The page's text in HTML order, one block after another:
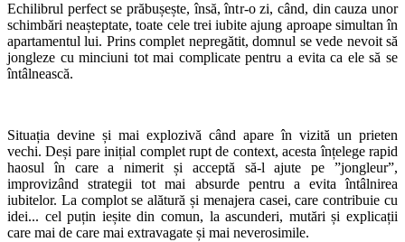
Echilibrul perfect se prăbușește, însă, într-o zi, când, din cauza unor
schimbări neașteptate, toate cele trei iubite ajung aproape simultan în
apartamentul lui. Prins complet nepregătit, domnul se vede nevoit să
jongleze cu minciuni tot mai complicate pentru a evita ca ele să se
întâlnească.
Situația devine și mai explozivă când apare în vizită un prieten
vechi. Deși pare inițial complet rupt de context, acesta înțelege rapid
haosul în care a nimerit și acceptă să-l ajute pe ”jongleur”,
improvizând strategii tot mai absurde pentru a evita întâlnirea
iubitelor. La complot se alătură și menajera casei, care contribuie cu
idei... cel puțin ieșite din comun, la ascunderi, mutări și explicații
care mai de care mai extravagate și mai neverosimile.